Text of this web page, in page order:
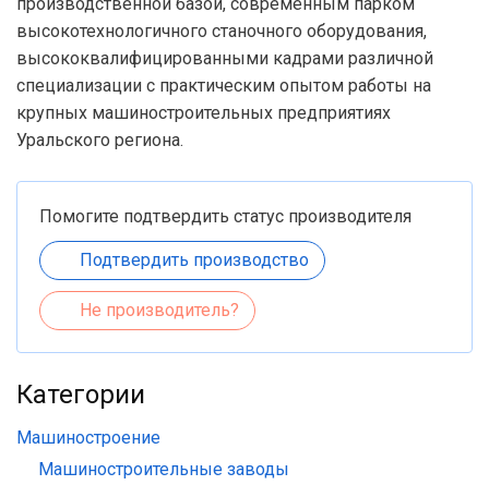
высокотехнологичного станочного оборудования,
высококвалифицированными кадрами различной
специализации с практическим опытом работы на
крупных машиностроительных предприятиях
Уральского региона.
Помогите подтвердить статус производителя
Подтвердить производство
Не производитель?
Категории
Машиностроение
Машиностроительные заводы